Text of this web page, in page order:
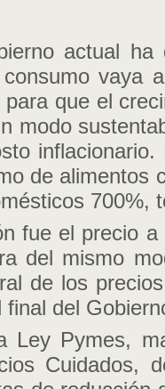
actual
vaya
que el
modo
de alimentos
700%,
fue el precio
del mismo
de los
final del
Ley Pymes,
Cuidados,